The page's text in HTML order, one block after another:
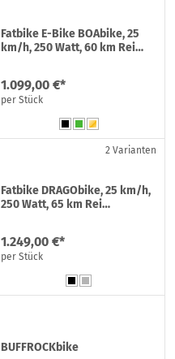
Fatbike E-Bike BOAbike, 25
km/h, 250 Watt, 60 km Rei…
1.099,00 €*
per Stück
2 Varianten
Fatbike DRAGObike, 25 km/h,
250 Watt, 65 km Rei…
1.249,00 €*
per Stück
BUFFROCKbike